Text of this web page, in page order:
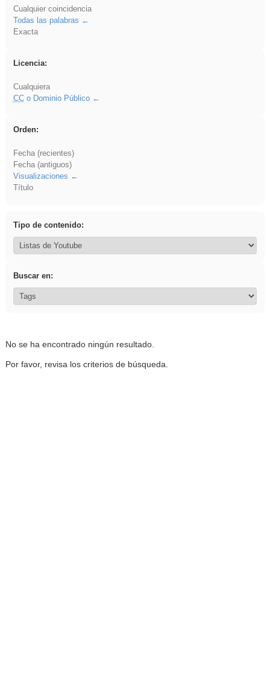
Cualquier coincidencia
Todas las palabras
Exacta
Licencia:
Cualquiera
CCo Dominio Público
Orden:
Fecha (recientes)
Fecha (antiguos)
Visualizaciones
Título
Tipo de contenido:
Buscar en:
No se ha encontrado ningún resultado.
Por favor, revisa los criterios de búsqueda.